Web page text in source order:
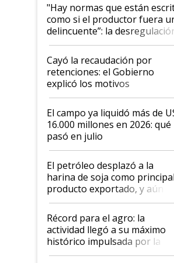
"Hay normas que están
como si el productor fuera
delincuente”: la
al Congreso Aapresid y
habló del financiamiento al
Cayó la recaudación por
retenciones: el Gobierno
explicó los motivos
El campo ya liquidó más de
16.000 millones en 2026: qué
pasó en julio
El petróleo desplazó a la
harina de soja como principal
producto exportado, y aún así
el agro aportó casi seis de
diez dólares y sostuvo el
liderazgo en un semestre
récord
Récord para el agro: la
actividad llegó a su máximo
histórico impulsada por la
cosecha y las exportaciones